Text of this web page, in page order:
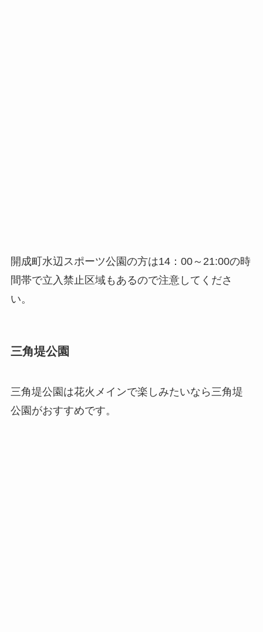
開成町水辺スポーツ公園の方は14：00～21:00の時
間帯で立入禁止区域もあるので注意してくださ
い。
三角堤公園
三角堤公園は花火メインで楽しみたいなら三角堤
公園がおすすめです。